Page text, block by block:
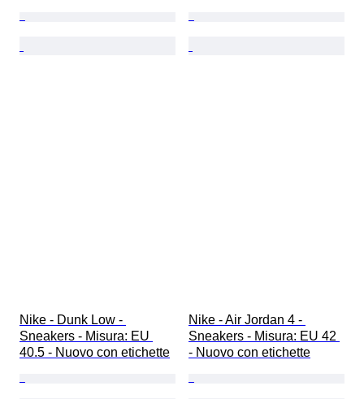
Nike - Dunk Low -
Sneakers - Misura: EU
40.5 - Nuovo con etichette
Nike - Air Jordan 4 -
Sneakers - Misura: EU 42
- Nuovo con etichette